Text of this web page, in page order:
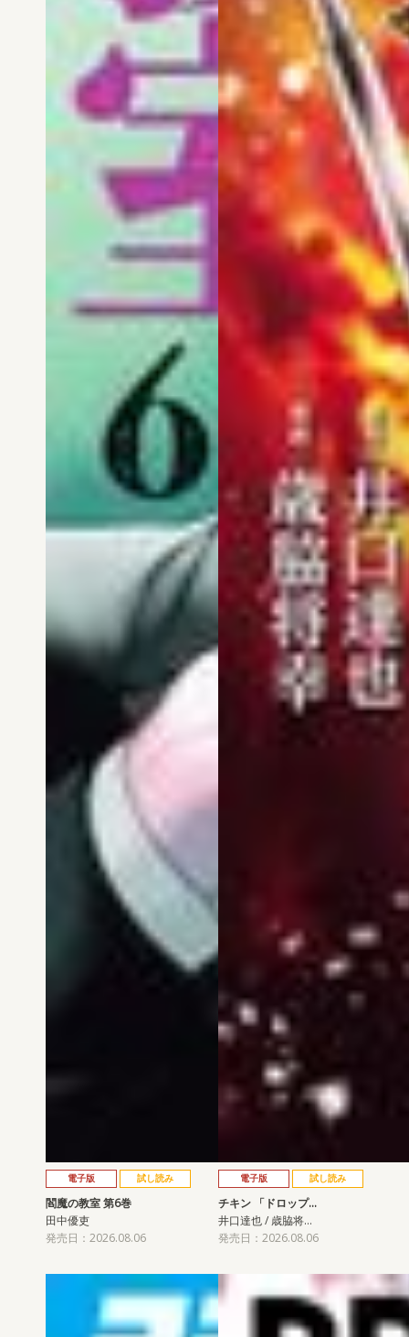
電子版 試し読み
閻魔の教室 第6巻
田中優吏
発売日：2026.08.06
電子版 試し読み
チキン 「ドロップ…
井口達也 / 歳脇将…
発売日：2026.08.06